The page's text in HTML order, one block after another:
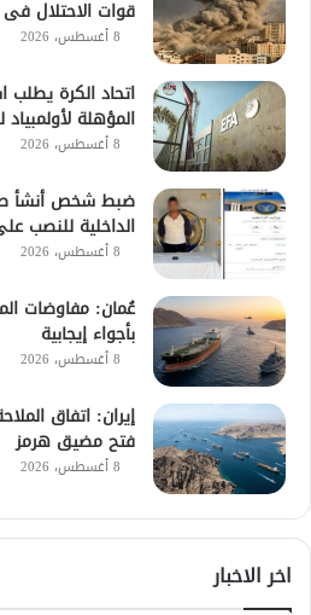
قوات الاحتلال
8 أغسطس، 2026
اتحاد الكرة يطلب
المؤهلة
8 أغسطس، 2026
ضبط شخص أنشأ
الداخلية للنصب
8 أغسطس، 2026
عُمان: مفاوضات
بأجواء إيجابية
8 أغسطس، 2026
إيران: اتفاق
فتح مضيق هرمز
8 أغسطس، 2026
اخر الاخبار